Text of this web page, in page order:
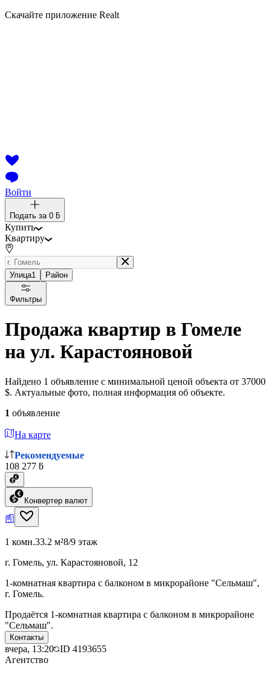
Скачайте приложение Realt
Войти
Подать за 0 ƃ
Купить
Квартиру
Улица1 Район
Фильтры
Продажа квартир в Гомеле
на ул. Карастояновой
Найдено 1 объявление с минимальной ценой объекта от 37000
$. Актуальные фото, полная информация об объекте.
1 объявление
На карте
Рекомендуемые
108 277 ƃ
Конвертер валют
1 комн.33.2 м²8/9 этаж
г. Гомель, ул. Карастояновой, 12
1-комнатная квартира с балконом в микрорайоне "Сельмаш",
г. Гомель.
Продаётся 1-комнатная квартира с балконом в микрорайоне
"Сельмаш".
Контакты
вчера, 13:20 ID 4193655
Агентство